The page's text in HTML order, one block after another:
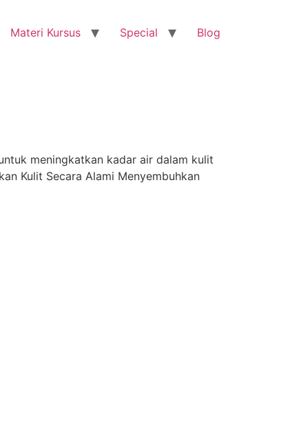
Materi Kursus Special Blog
meningkatkan kadar air dalam kulit
Kulit Secara Alami Menyembuhkan